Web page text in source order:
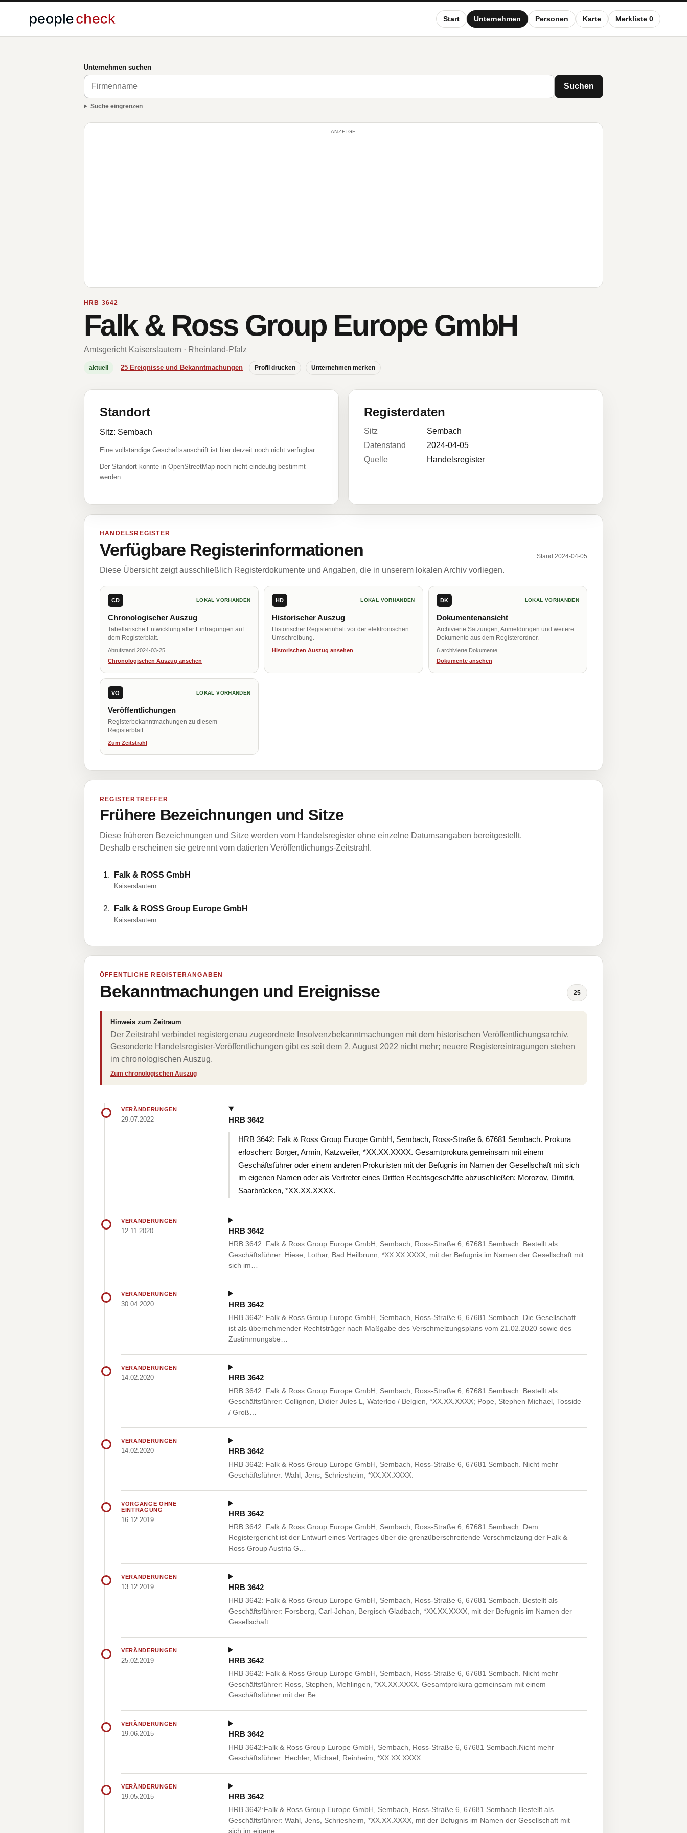
Start Unternehmen Personen Karte Merkliste 0
Unternehmen suchen
Suchen
Suche eingrenzen
ANZEIGE
HRB 3642
Falk & Ross Group Europe GmbH
Amtsgericht Kaiserslautern · Rheinland-Pfalz
aktuell 25 Ereignisse und Bekanntmachungen Profil drucken Unternehmen merken
Standort
Sitz: Sembach
Eine vollständige Geschäftsanschrift ist hier derzeit noch nicht verfügbar.
Der Standort konnte in OpenStreetMap noch nicht eindeutig bestimmt
werden.
Registerdaten
Sitz
Sembach
Datenstand
2024-04-05
Quelle
Handelsregister
HANDELSREGISTER
Verfügbare Registerinformationen Stand 2024-04-05
Diese Übersicht zeigt ausschließlich Registerdokumente und Angaben, die in unserem lokalen Archiv vorliegen.
CD LOKAL VORHANDEN
Chronologischer Auszug
Tabellarische Entwicklung aller Eintragungen auf
dem Registerblatt.
Abrufstand 2024-03-25
Chronologischen Auszug ansehen
HD LOKAL VORHANDEN
Historischer Auszug
Historischer Registerinhalt vor der elektronischen
Umschreibung.
Historischen Auszug ansehen
DK LOKAL VORHANDEN
Dokumentenansicht
Archivierte Satzungen, Anmeldungen und weitere
Dokumente aus dem Registerordner.
6 archivierte Dokumente
Dokumente ansehen
VÖ LOKAL VORHANDEN
Veröffentlichungen
Registerbekanntmachungen zu diesem
Registerblatt.
Zum Zeitstrahl
REGISTERTREFFER
Frühere Bezeichnungen und Sitze
Diese früheren Bezeichnungen und Sitze werden vom Handelsregister ohne einzelne Datumsangaben bereitgestellt.
Deshalb erscheinen sie getrennt vom datierten Veröffentlichungs-Zeitstrahl.
Falk & ROSS GmbH
Kaiserslautern
Falk & ROSS Group Europe GmbH
Kaiserslautern
ÖFFENTLICHE REGISTERANGABEN
Bekanntmachungen und Ereignisse 25
Hinweis zum Zeitraum
Der Zeitstrahl verbindet registergenau zugeordnete Insolvenzbekanntmachungen mit dem historischen Veröffentlichungsarchiv.
Gesonderte Handelsregister-Veröffentlichungen gibt es seit dem 2. August 2022 nicht mehr; neuere Registereintragungen stehen
im chronologischen Auszug.
Zum chronologischen Auszug
VERÄNDERUNGEN
29.07.2022 HRB 3642
HRB 3642: Falk & Ross Group Europe GmbH, Sembach, Ross-Straße 6, 67681 Sembach. Prokura
erloschen: Borger, Armin, Katzweiler, *XX.XX.XXXX. Gesamtprokura gemeinsam mit einem
Geschäftsführer oder einem anderen Prokuristen mit der Befugnis im Namen der Gesellschaft mit sich
im eigenen Namen oder als Vertreter eines Dritten Rechtsgeschäfte abzuschließen: Morozov, Dimitri,
Saarbrücken, *XX.XX.XXXX.
VERÄNDERUNGEN
12.11.2020 HRB 3642
HRB 3642: Falk & Ross Group Europe GmbH, Sembach, Ross-Straße 6, 67681 Sembach. Bestellt als
Geschäftsführer: Hiese, Lothar, Bad Heilbrunn, *XX.XX.XXXX, mit der Befugnis im Namen der Gesellschaft mit
sich im…
VERÄNDERUNGEN
30.04.2020 HRB 3642
HRB 3642: Falk & Ross Group Europe GmbH, Sembach, Ross-Straße 6, 67681 Sembach. Die Gesellschaft
ist als übernehmender Rechtsträger nach Maßgabe des Verschmelzungsplans vom 21.02.2020 sowie des
Zustimmungsbe…
VERÄNDERUNGEN
14.02.2020 HRB 3642
HRB 3642: Falk & Ross Group Europe GmbH, Sembach, Ross-Straße 6, 67681 Sembach. Bestellt als
Geschäftsführer: Collignon, Didier Jules L, Waterloo / Belgien, *XX.XX.XXXX; Pope, Stephen Michael, Tosside
/ Groß…
VERÄNDERUNGEN
14.02.2020 HRB 3642
HRB 3642: Falk & Ross Group Europe GmbH, Sembach, Ross-Straße 6, 67681 Sembach. Nicht mehr
Geschäftsführer: Wahl, Jens, Schriesheim, *XX.XX.XXXX.
VORGÄNGE OHNE
EINTRAGUNG
16.12.2019
HRB 3642
HRB 3642: Falk & Ross Group Europe GmbH, Sembach, Ross-Straße 6, 67681 Sembach. Dem
Registergericht ist der Entwurf eines Vertrages über die grenzüberschreitende Verschmelzung der Falk &
Ross Group Austria G…
VERÄNDERUNGEN
13.12.2019 HRB 3642
HRB 3642: Falk & Ross Group Europe GmbH, Sembach, Ross-Straße 6, 67681 Sembach. Bestellt als
Geschäftsführer: Forsberg, Carl-Johan, Bergisch Gladbach, *XX.XX.XXXX, mit der Befugnis im Namen der
Gesellschaft …
VERÄNDERUNGEN
25.02.2019 HRB 3642
HRB 3642: Falk & Ross Group Europe GmbH, Sembach, Ross-Straße 6, 67681 Sembach. Nicht mehr
Geschäftsführer: Ross, Stephen, Mehlingen, *XX.XX.XXXX. Gesamtprokura gemeinsam mit einem
Geschäftsführer mit der Be…
VERÄNDERUNGEN
19.06.2015 HRB 3642
HRB 3642:Falk & Ross Group Europe GmbH, Sembach, Ross-Straße 6, 67681 Sembach.Nicht mehr
Geschäftsführer: Hechler, Michael, Reinheim, *XX.XX.XXXX.
VERÄNDERUNGEN
19.05.2015 HRB 3642
HRB 3642:Falk & Ross Group Europe GmbH, Sembach, Ross-Straße 6, 67681 Sembach.Bestellt als
Geschäftsführer: Wahl, Jens, Schriesheim, *XX.XX.XXXX, mit der Befugnis im Namen der Gesellschaft mit
sich im eigene…